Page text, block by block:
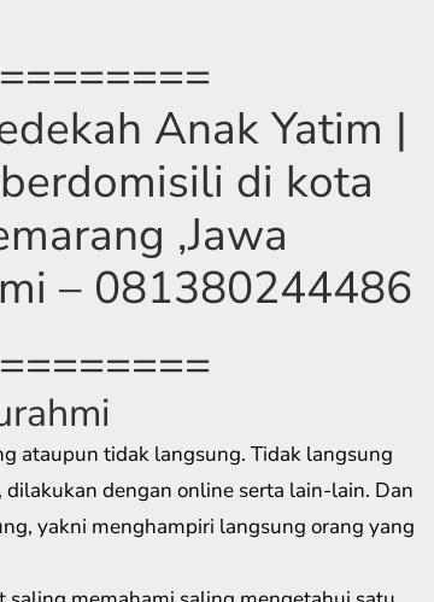
Anak Yatim |
di kota
,Jawa
– 081380244486
ataupun tidak langsung. Tidak langsung
dengan online serta lain-lain. Dan
yakni menghampiri langsung orang yang